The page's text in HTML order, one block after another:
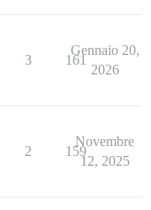
3 161
Gennaio 20,
2026
2 159
Novembre
12, 2025